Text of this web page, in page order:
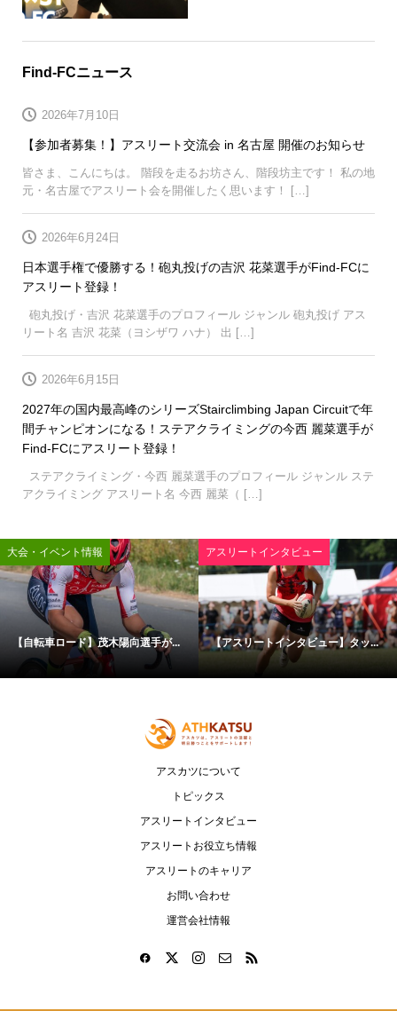
Find-FCニュース
【参加者募集！】アスリート交流会 in 名古屋 開催のお知らせ
2026年7月10日
皆さま、こんにちは。 階段を走るお坊さん、階段坊主です！ 私の地
元・名古屋でアスリート会を開催したく思います！ […]
日本選手権で優勝する！砲丸投げの吉沢 花菜選手がFind-FCに
アスリート登録！
2026年6月24日
砲丸投げ・吉沢 花菜選手のプロフィール ジャンル 砲丸投げ アス
リート名 吉沢 花菜（ヨシザワ ハナ） 出 […]
2027年の国内最高峰のシリーズStairclimbing Japan Circuitで年
間チャンピオンになる！ステアクライミングの今西 麗菜選手が
Find-FCにアスリート登録！
2026年6月15日
ステアクライミング・今西 麗菜選手のプロフィール ジャンル ステ
アクライミング アスリート名 今西 麗菜（ […]
大会・イベント情報
【自転車ロード】茂木陽向選手が...
アスリートインタビュー
【アスリートインタビュー】タッ...
アスカツについて
トピックス
アスリートインタビュー
アスリートお役立ち情報
アスリートのキャリア
お問い合わせ
運営会社情報